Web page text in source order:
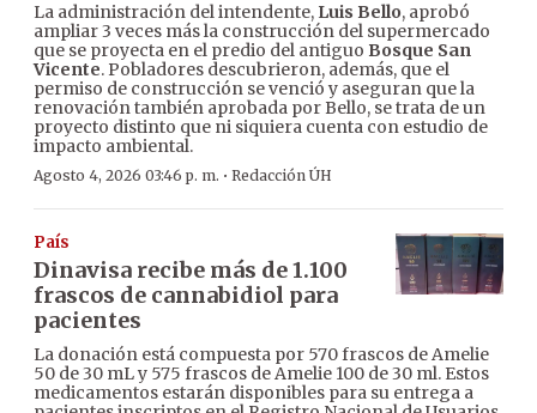
La administración del intendente, Luis Bello, aprobó
ampliar 3 veces más la construcción del supermercado
que se proyecta en el predio del antiguo Bosque San
Vicente. Pobladores descubrieron, además, que el
permiso de construcción se venció y aseguran que la
renovación también aprobada por Bello, se trata de un
proyecto distinto que ni siquiera cuenta con estudio de
impacto ambiental.
Agosto 4, 2026 03:46 p. m. · Redacción ÚH
País
Dinavisa recibe más de 1.100
frascos de cannabidiol para
pacientes
La donación está compuesta por 570 frascos de Amelie
50 de 30 mL y 575 frascos de Amelie 100 de 30 ml. Estos
medicamentos estarán disponibles para su entrega a